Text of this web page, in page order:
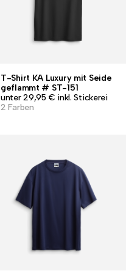
T-Shirt KA Luxury mit Seide
geflammt # ST-151
unter 29,95 € inkl. Stickerei
2 Farben